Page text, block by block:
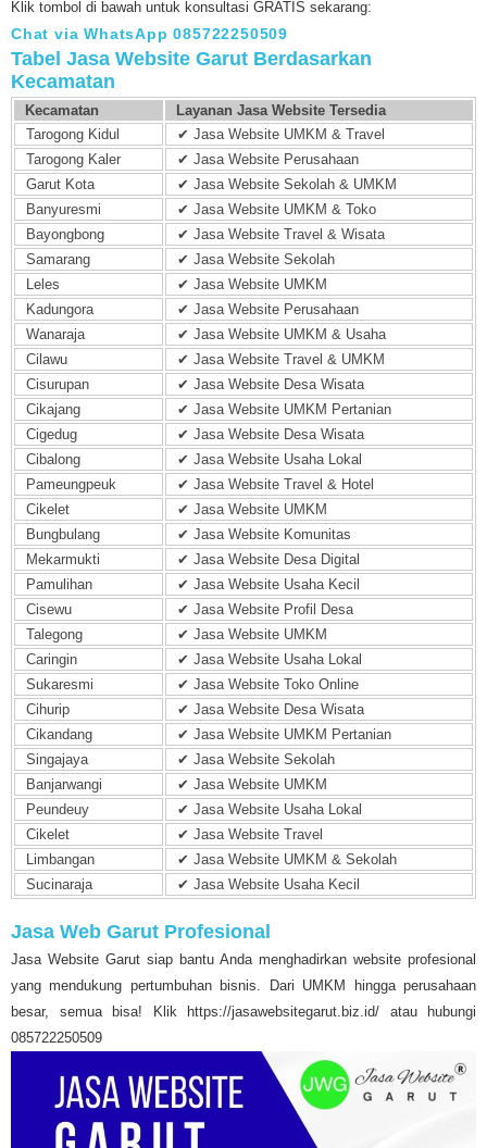
Klik tombol di bawah untuk konsultasi GRATIS sekarang:
Chat via WhatsApp 085722250509
Tabel Jasa Website Garut Berdasarkan
Kecamatan
Kecamatan
Layanan Jasa Website Tersedia
Tarogong Kidul
✔ Jasa Website UMKM & Travel
Tarogong Kaler
✔ Jasa Website Perusahaan
Garut Kota
✔ Jasa Website Sekolah & UMKM
Banyuresmi
✔ Jasa Website UMKM & Toko
Bayongbong
✔ Jasa Website Travel & Wisata
Samarang
✔ Jasa Website Sekolah
Leles
✔ Jasa Website UMKM
Kadungora
✔ Jasa Website Perusahaan
Wanaraja
✔ Jasa Website UMKM & Usaha
Cilawu
✔ Jasa Website Travel & UMKM
Cisurupan
✔ Jasa Website Desa Wisata
Cikajang
✔ Jasa Website UMKM Pertanian
Cigedug
✔ Jasa Website Desa Wisata
Cibalong
✔ Jasa Website Usaha Lokal
Pameungpeuk
✔ Jasa Website Travel & Hotel
Cikelet
✔ Jasa Website UMKM
Bungbulang
✔ Jasa Website Komunitas
Mekarmukti
✔ Jasa Website Desa Digital
Pamulihan
✔ Jasa Website Usaha Kecil
Cisewu
✔ Jasa Website Profil Desa
Talegong
✔ Jasa Website UMKM
Caringin
✔ Jasa Website Usaha Lokal
Sukaresmi
✔ Jasa Website Toko Online
Cihurip
✔ Jasa Website Desa Wisata
Cikandang
✔ Jasa Website UMKM Pertanian
Singajaya
✔ Jasa Website Sekolah
Banjarwangi
✔ Jasa Website UMKM
Peundeuy
✔ Jasa Website Usaha Lokal
Cikelet
✔ Jasa Website Travel
Limbangan
✔ Jasa Website UMKM & Sekolah
Sucinaraja
✔ Jasa Website Usaha Kecil
Jasa Web Garut Profesional
Jasa Website Garut siap bantu Anda menghadirkan website profesional
yang mendukung pertumbuhan bisnis. Dari UMKM hingga perusahaan
besar, semua bisa! Klik https://jasawebsitegarut.biz.id/ atau hubungi
085722250509